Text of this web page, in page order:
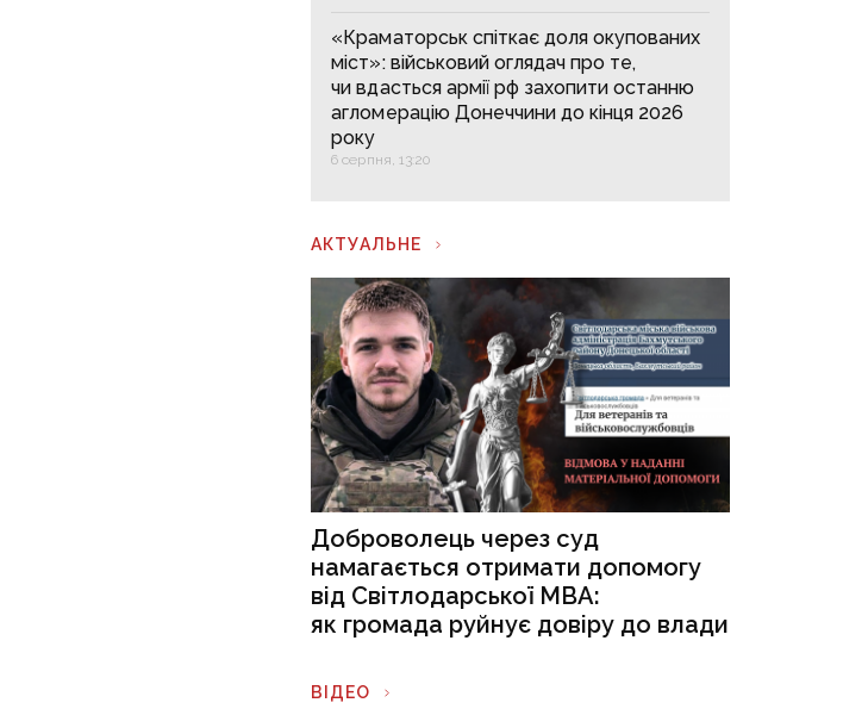
«Краматорськ спіткає доля окупованих
міст»: військовий оглядач про те,
чи вдасться армії рф захопити останню
агломерацію Донеччини до кінця 2026
року
6 серпня, 13:20
АКТУАЛЬНЕ
Доброволець через суд
намагається отримати допомогу
від Світлодарської МВА:
як громада руйнує довіру до влади
ВІДЕО